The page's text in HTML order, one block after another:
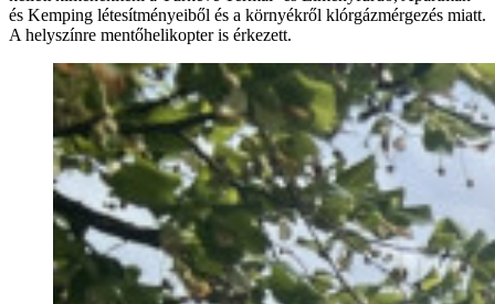
és Kemping létesítményeiből és a környékről klórgázmérgezés miatt.
A helyszínre mentőhelikopter is érkezett.